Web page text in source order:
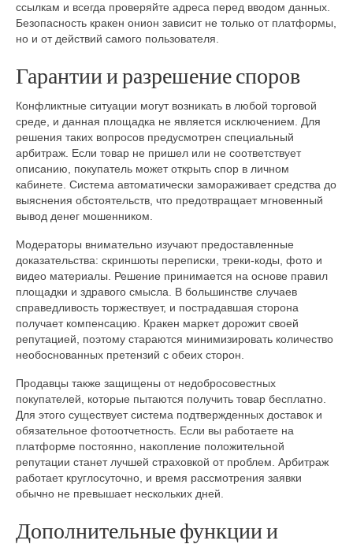
ссылкам и всегда проверяйте адреса перед вводом данных.
Безопасность кракен онион зависит не только от платформы,
но и от действий самого пользователя.
Гарантии и разрешение споров
Конфликтные ситуации могут возникать в любой торговой
среде, и данная площадка не является исключением. Для
решения таких вопросов предусмотрен специальный
арбитраж. Если товар не пришел или не соответствует
описанию, покупатель может открыть спор в личном
кабинете. Система автоматически замораживает средства до
выяснения обстоятельств, что предотвращает мгновенный
вывод денег мошенником.
Модераторы внимательно изучают предоставленные
доказательства: скриншоты переписки, треки-коды, фото и
видео материалы. Решение принимается на основе правил
площадки и здравого смысла. В большинстве случаев
справедливость торжествует, и пострадавшая сторона
получает компенсацию. Кракен маркет дорожит своей
репутацией, поэтому стараются минимизировать количество
необоснованных претензий с обеих сторон.
Продавцы также защищены от недобросовестных
покупателей, которые пытаются получить товар бесплатно.
Для этого существует система подтвержденных доставок и
обязательное фотоотчетность. Если вы работаете на
платформе постоянно, накопление положительной
репутации станет лучшей страховкой от проблем. Арбитраж
работает круглосуточно, и время рассмотрения заявки
обычно не превышает нескольких дней.
Дополнительные функции и